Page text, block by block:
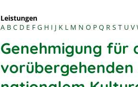
Leistungen
A B C D E F G H I J K L M N O P Q R S T U V
Genehmigung für
vorübergehenden